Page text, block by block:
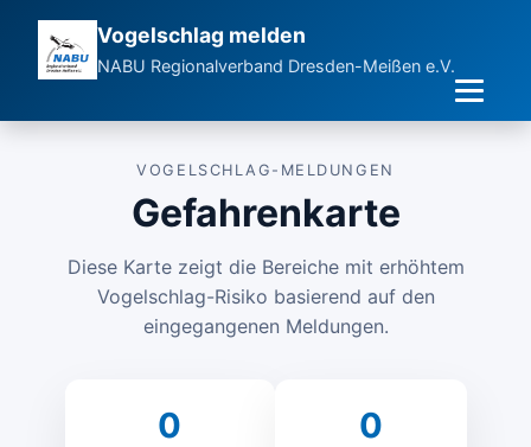
Vogelschlag melden
NABU Regionalverband Dresden-Meißen e.V.
Gefahrenkarte
VOGELSCHLAG-MELDUNGEN
Gefahrenkarte
Diese Karte zeigt die Bereiche mit erhöhtem
Vogelschlag-Risiko basierend auf den
eingegangenen Meldungen.
0 0